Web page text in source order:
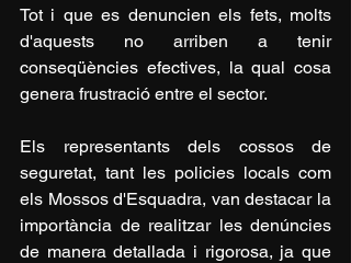
Tot i que es denuncien els fets, molts
d'aquests no arriben a tenir
conseqüències efectives, la qual cosa
genera frustració entre el sector.
Els representants dels cossos de
seguretat, tant les policies locals com
els Mossos d'Esquadra, van destacar la
importància de realitzar les denúncies
de manera detallada i rigorosa, ja que